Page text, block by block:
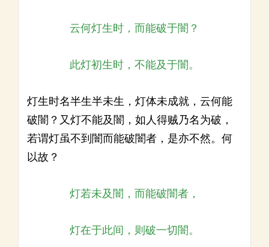
云何灯生时，而能破于闇？
此灯初生时，不能及于闇。
灯生时名半生半未生，灯体未成就，云何能
破闇？又灯不能及闇，如人得贼乃名为破，
若谓灯虽不到闇而能破闇者，是亦不然。何
以故？
灯若未及闇，而能破闇者，
灯在于此间，则破一切闇。